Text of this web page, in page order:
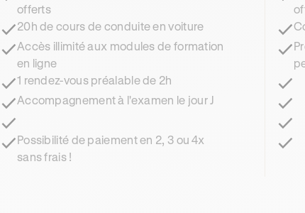
offerts
20h de cours de conduite en voiture
Accès illimité aux modules de formation
en ligne
1 rendez-vous préalable de 2h
Accompagnement à l'examen le jour J
Possibilité de paiement en 2, 3 ou 4x
sans frais !